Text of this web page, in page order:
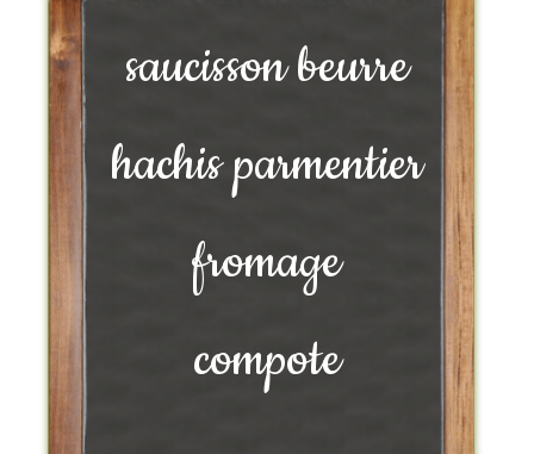
saucisson beurre
hachis parmentier
fromage
compote